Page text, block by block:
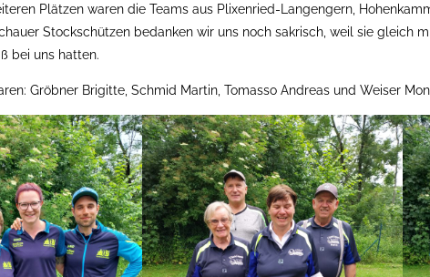
Plätzen waren die Teams aus Plixenried-Langengern,
Stockschützen bedanken wir uns noch sakrisch, weil sie gleich
bei uns hatten.
Gröbner Brigitte, Schmid Martin, Tomasso Andreas und Weiser